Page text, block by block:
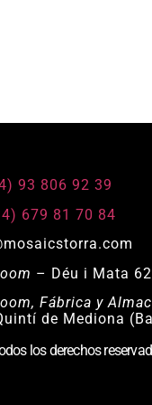
93 806 92 39
679 81 70 84
– Déu i Mata
Fábrica y
de Mediona
los derechos